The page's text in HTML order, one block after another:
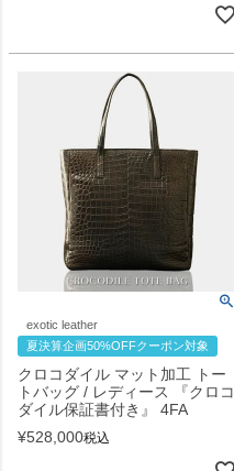
exotic leather
夏決算企画50%OFFクーポン対象
クロコダイル マット加工 トー
トバッグ / レディース 『クロコ
ダイル保証書付き』 4FA
¥528,000税込